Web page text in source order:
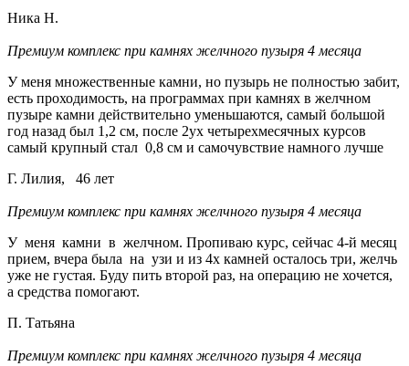
Ника Н.
Премиум комплекс при камнях желчного пузыря 4 месяца
У меня множественные камни, но пузырь не полностью забит,
есть проходимость, на программах при камнях в желчном
пузыре камни действительно уменьшаются, самый большой
год назад был 1,2 см, после 2ух четырехмесячных курсов
самый крупный стал 0,8 см и самочувствие намного лучше
Г. Лилия, 46 лет
Премиум комплекс при камнях желчного пузыря 4 месяца
У меня камни в желчном. Пропиваю курс, сейчас 4-й месяц
прием, вчера была на узи и из 4х камней осталось три, желчь
уже не густая. Буду пить второй раз, на операцию не хочется,
а средства помогают.
П. Татьяна
Премиум комплекс при камнях желчного пузыря 4 месяца